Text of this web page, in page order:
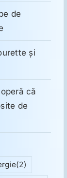
de
şi
că
de
(2)